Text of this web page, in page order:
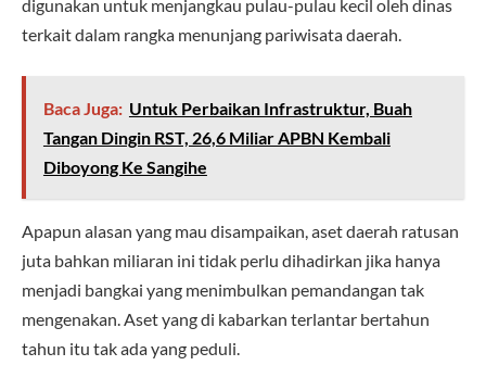
digunakan untuk menjangkau pulau-pulau kecil oleh dinas
terkait dalam rangka menunjang pariwisata daerah.
Baca Juga: Untuk Perbaikan Infrastruktur, Buah
Tangan Dingin RST, 26,6 Miliar APBN Kembali
Diboyong Ke Sangihe
Apapun alasan yang mau disampaikan, aset daerah ratusan
juta bahkan miliaran ini tidak perlu dihadirkan jika hanya
menjadi bangkai yang menimbulkan pemandangan tak
mengenakan. Aset yang di kabarkan terlantar bertahun
tahun itu tak ada yang peduli.